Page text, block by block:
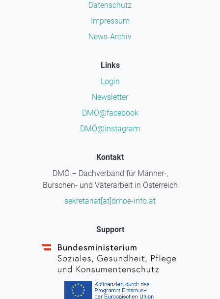
Datenschutz
Impressum
News-Archiv
Links
Login
Newsletter
DMÖ@facebook
DMÖ@instagram
Kontakt
DMÖ – Dachverband für Männer-,
Burschen- und Väterarbeit in Österreich
sekretariat[at]dmoe-info.at
Support